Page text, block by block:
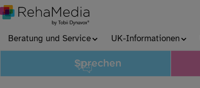
Beratung und Service UK-Informationen
Sprechen